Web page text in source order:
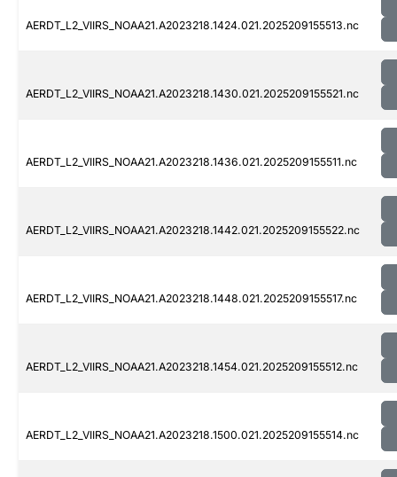
AERDT_L2_VIIRS_NOAA21.A2023218.1424.021.2025209155513.nc
AERDT_L2_VIIRS_NOAA21.A2023218.1430.021.2025209155521.nc
AERDT_L2_VIIRS_NOAA21.A2023218.1436.021.2025209155511.nc
AERDT_L2_VIIRS_NOAA21.A2023218.1442.021.2025209155522.nc
AERDT_L2_VIIRS_NOAA21.A2023218.1448.021.2025209155517.nc
AERDT_L2_VIIRS_NOAA21.A2023218.1454.021.2025209155512.nc
AERDT_L2_VIIRS_NOAA21.A2023218.1500.021.2025209155514.nc